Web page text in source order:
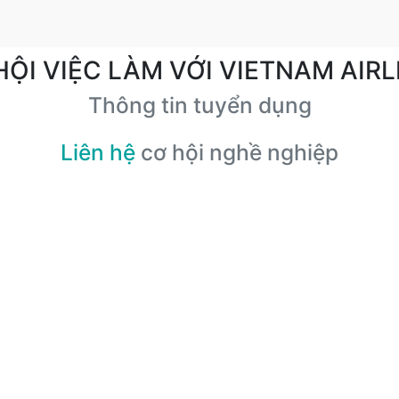
VIỆC LÀM VỚI VIETNAM
Thông tin tuyển dụng
Liên hệ cơ hội nghề nghiệp